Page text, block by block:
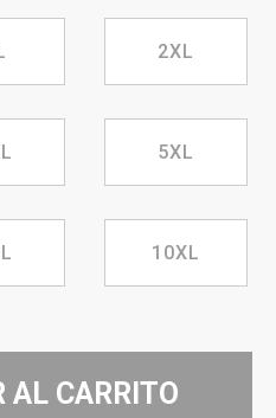
2XL
5XL
10XL
AL CARRITO